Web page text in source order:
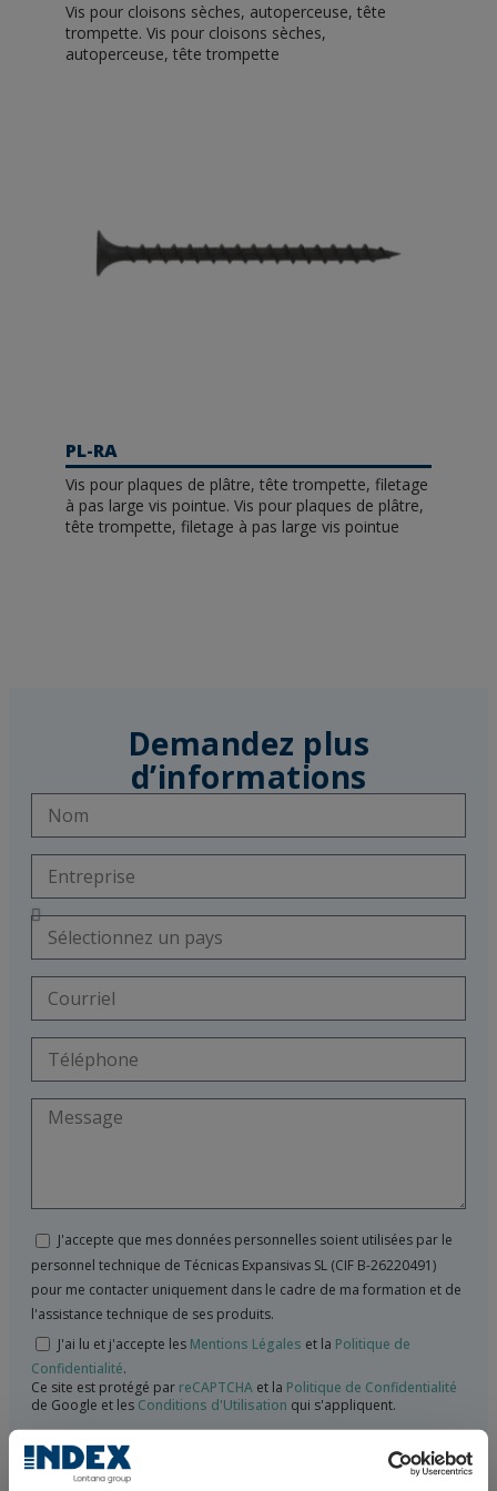
Vis pour cloisons sèches, autoperceuse, tête
trompette. Vis pour cloisons sèches,
autoperceuse, tête trompette
PL-RA
Vis pour plaques de plâtre, tête trompette, filetage
à pas large vis pointue. Vis pour plaques de plâtre,
tête trompette, filetage à pas large vis pointue
Demandez plus
d’informations
J'accepte que mes données personnelles soient utilisées par le
personnel technique de Técnicas Expansivas SL (CIF B-26220491)
pour me contacter uniquement dans le cadre de ma formation et de
l'assistance technique de ses produits.
J'ai lu et j'accepte les Mentions Légales et la Politique de
Confidentialité.
Ce site est protégé par reCAPTCHA et la Politique de Confidentialité
de Google et les Conditions d'Utilisation qui s'appliquent.
fournies de manière volontaire dont la finalité, cessions prévues et d’autres
circonstances, sont indiquées au moment de la prise de données de caractère
personne, bien que, suivant le cas, leur finalité peut être l’une des suivantes,